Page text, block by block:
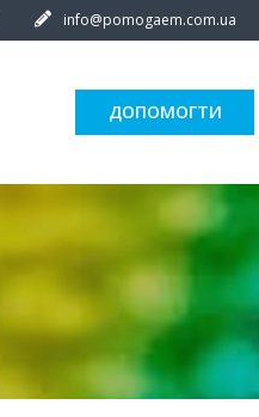
info@pomogaem.com.ua
ДОПОМОГТИ